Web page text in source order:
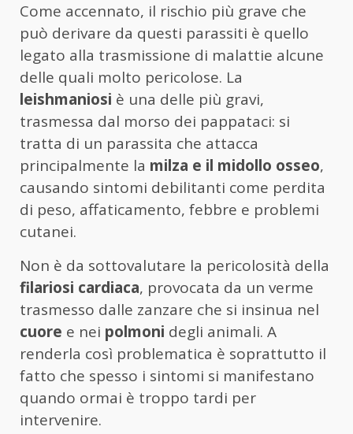
Come accennato, il rischio più grave che
può derivare da questi parassiti è quello
legato alla trasmissione di malattie alcune
delle quali molto pericolose. La
leishmaniosi è una delle più gravi,
trasmessa dal morso dei pappataci: si
tratta di un parassita che attacca
principalmente la milza e il midollo osseo,
causando sintomi debilitanti come perdita
di peso, affaticamento, febbre e problemi
cutanei.
Non è da sottovalutare la pericolosità della
filariosi cardiaca, provocata da un verme
trasmesso dalle zanzare che si insinua nel
cuore e nei polmoni degli animali. A
renderla così problematica è soprattutto il
fatto che spesso i sintomi si manifestano
quando ormai è troppo tardi per
intervenire.